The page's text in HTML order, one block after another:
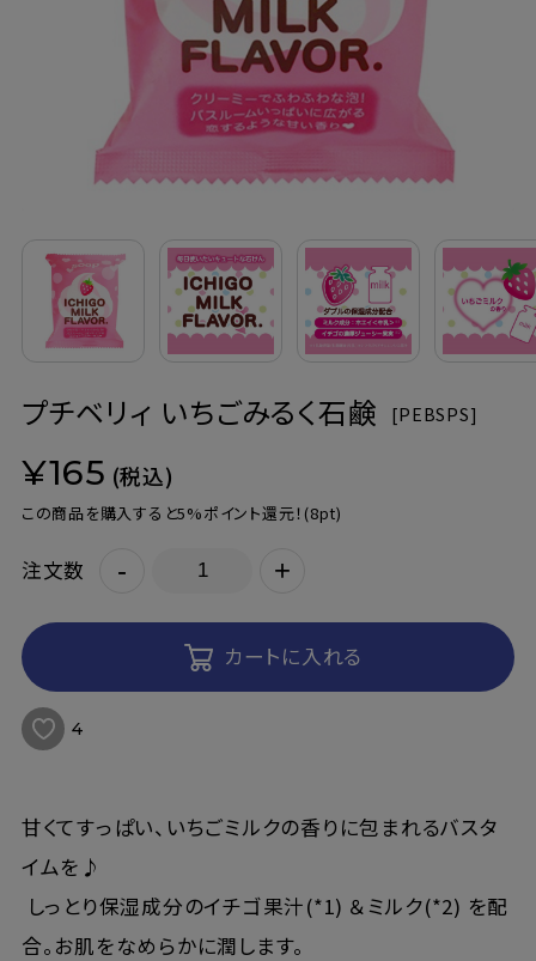
お問い合わせ
ご利用案内
よくあるご質問
会員登録でお得
NEWS一覧
プチベリィ いちごみるく石鹸 [PEBSPS]
¥165 (税込)
この商品を購入すると5%ポイント還元！ (8pt)
注文数 - +
カートに入れる
4
甘くてすっぱい、いちごミルクの香りに包まれるバスタ
イムを♪
しっとり保湿成分のイチゴ果汁(*1) ＆ミルク(*2) を配
合。お肌をなめらかに潤します。